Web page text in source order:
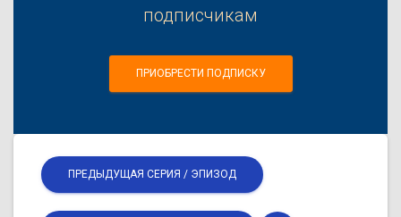
подписчикам
ПРИОБРЕСТИ ПОДПИСКУ
ПРЕДЫДУЩАЯ СЕРИЯ / ЭПИЗОД